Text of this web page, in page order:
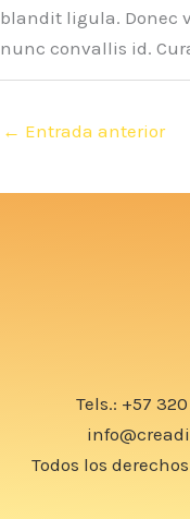
blandit ligula. Donec
nunc convallis id.
← Entrada anterior
Tels.: +57
Todos los